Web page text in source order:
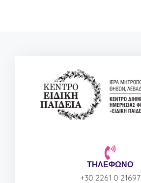
ΤΗΛΕΦΩΝΟ
+30 2261 0 21697